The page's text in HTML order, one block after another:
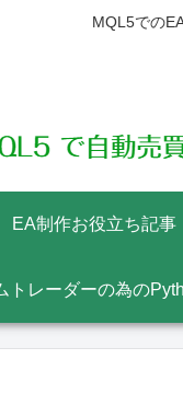
MQL5での
EA制作お役立ち記事
トレーダーの為の